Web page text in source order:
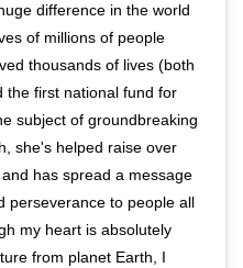
difference in the world
of millions of people
thousands of lives (both
the first national fund for
subject of groundbreaking
she's helped raise over
has spread a message
perseverance to people all
my heart is absolutely
from planet Earth, I